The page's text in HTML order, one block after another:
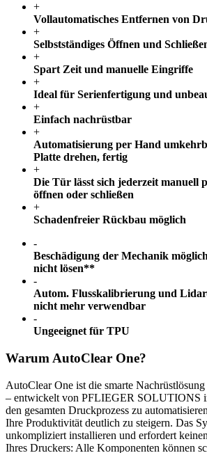
+
Vollautomatisches Entfernen von
+
Selbstständiges Öffnen und
+
Spart Zeit und manuelle Eingriffe
+
Ideal für Serienfertigung und
+
Einfach nachrüstbar
+
Automatisierung per Hand
Platte drehen, fertig
+
Die Tür lässt sich jederzeit manuell
öffnen oder schließen
+
Schadenfreier Rückbau möglich
-
Beschädigung der Mechanik
nicht lösen**
-
Autom. Flusskalibrierung und
nicht mehr verwendbar
-
Ungeeignet für TPU
Warum AutoClear One?
AutoClear One ist die smarte
– entwickelt von PFLIEGER SOLUTIONS
den gesamten Druckprozess zu
Ihre Produktivität deutlich zu steigern. Das
unkompliziert installieren und erfordert
Ihres Druckers: Alle Komponenten können